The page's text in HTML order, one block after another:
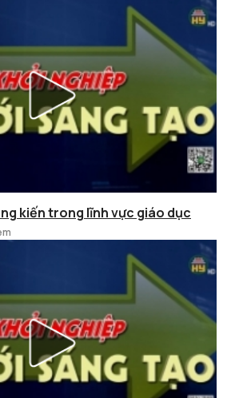
kiến trong lĩnh vực giáo dục